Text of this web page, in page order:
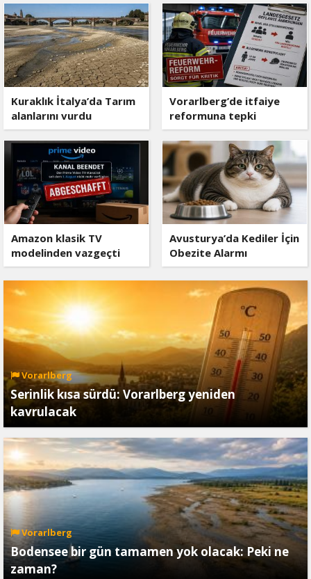
bist color-
Kuraklık İtalya’da Tarım
alanlarını vurdu
Vorarlberg’de itfaiye
reformuna tepki
Amazon klasik TV
modelinden vazgeçti
Avusturya’da Kediler İçin
Obezite Alarmı
Vorarlberg
Serinlik kısa sürdü: Vorarlberg yeniden
kavrulacak
Vorarlberg
Bodensee bir gün tamamen yok olacak: Peki ne
zaman?